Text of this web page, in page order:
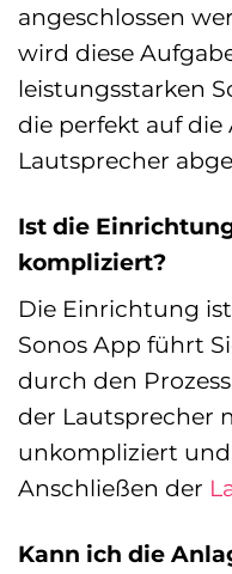
angeschlossen
wird diese
leistungsstarken
die perfekt auf
Lautsprecher
Ist die
kompliziert?
Die Einrichtung
Sonos App führt
durch den
der Lautsprecher
unkompliziert
Anschließen der
Kann ich die